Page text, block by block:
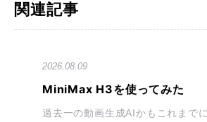
関連記事
2026.08.09
MiniMax H3を使ってみた
過去一の動画生成AIかもこれまで